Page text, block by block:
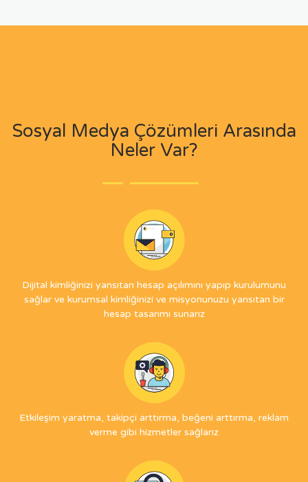
Sosyal Medya Çözümleri Arasında
Neler Var?
Dijital kimliğinizi yansıtan hesap açılımını yapıp kurulumunu
sağlar ve kurumsal kimliğinizi ve misyonunuzu yansıtan bir
hesap tasarımı sunarız
Etkileşim yaratma, takipçi arttırma, beğeni arttırma, reklam
verme gibi hizmetler sağlarız